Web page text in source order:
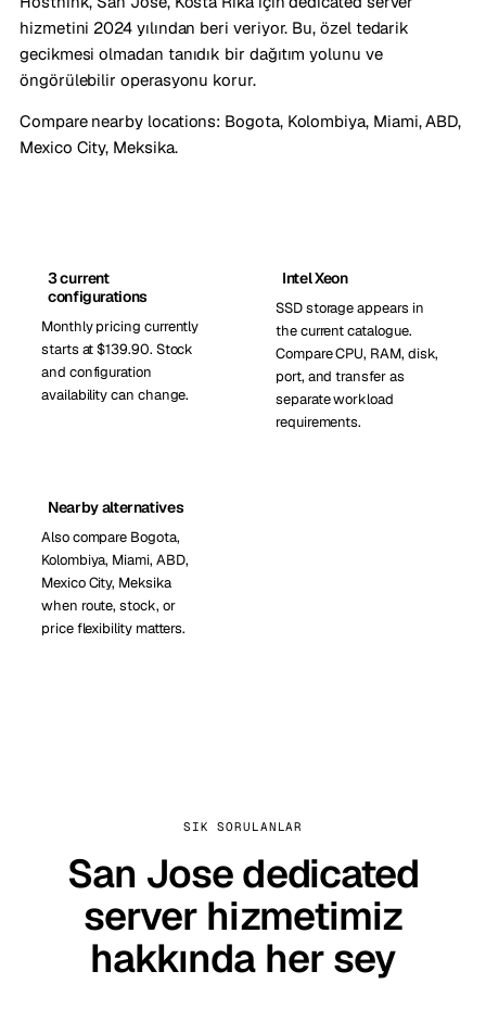
hizmetini 2024 yılından beri veriyor. Bu, özel tedarik
gecikmesi olmadan tanıdık bir dağıtım yolunu ve
öngörülebilir operasyonu korur.
Compare nearby locations: Bogota, Kolombiya, Miami, ABD,
Mexico City, Meksika.
3 current
configurations
Monthly pricing currently
starts at $139.90. Stock
and configuration
availability can change.
Intel Xeon
SSD storage appears in
the current catalogue.
Compare CPU, RAM, disk,
port, and transfer as
separate workload
requirements.
Nearby alternatives
Also compare Bogota,
Kolombiya, Miami, ABD,
Mexico City, Meksika
when route, stock, or
price flexibility matters.
SIK SORULANLAR
San Jose dedicated
server hizmetimiz
hakkında her sey